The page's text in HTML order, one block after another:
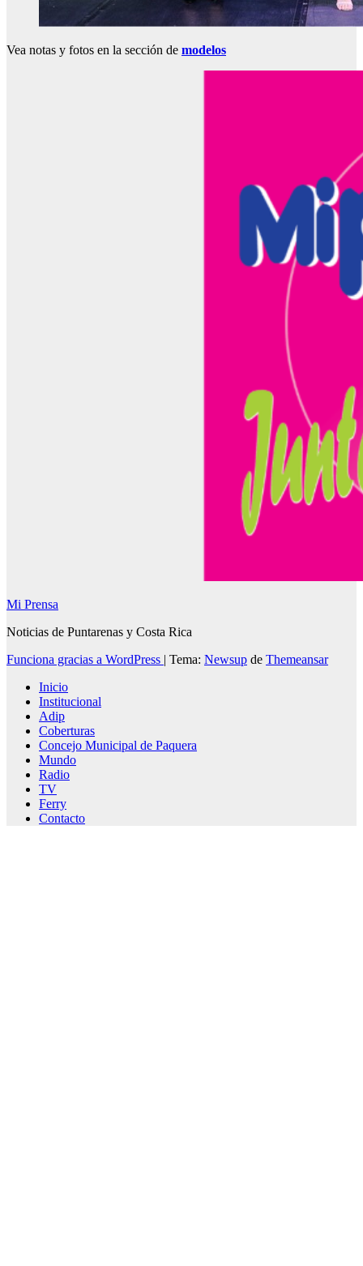
Vea notas y fotos en la sección de modelos
Mi Prensa
Noticias de Puntarenas y Costa Rica
Funciona gracias a WordPress | Tema: Newsup de Themeansar
Inicio
Institucional
Adip
Coberturas
Concejo Municipal de Paquera
Mundo
Radio
TV
Ferry
Contacto